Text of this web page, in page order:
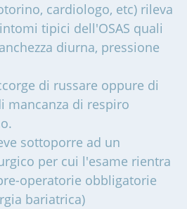
cardiologo, etc) rileva
tipici dell'OSAS quali
diurna, pressione
di russare oppure di
mancanza di respiro
sottoporre ad un
per cui l'esame rientra
operatorie obbligatorie
bariatrica)